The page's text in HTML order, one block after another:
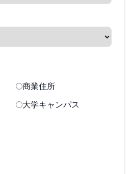
商業住所
大学キャンパス